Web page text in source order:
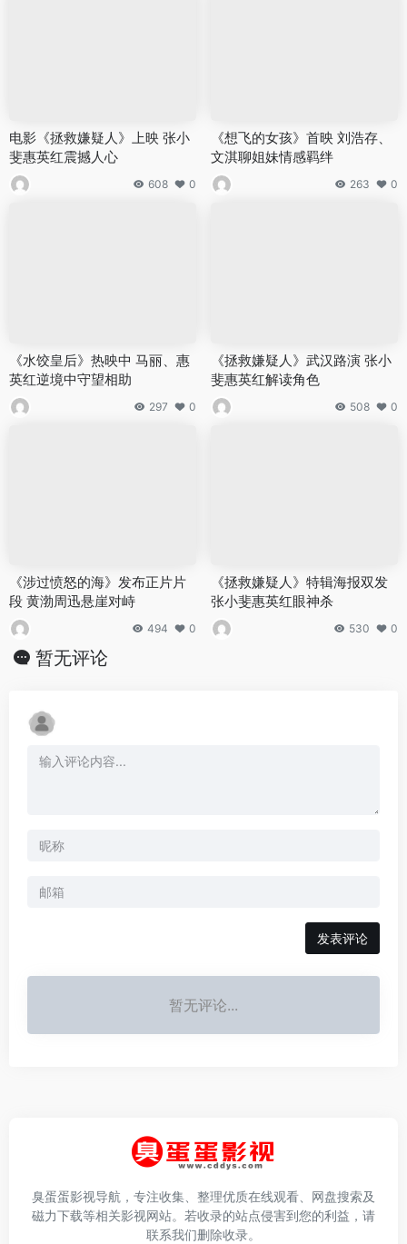
电影《拯救嫌疑人》上映 张小
斐惠英红震撼人心
608 0
《想飞的女孩》首映 刘浩存、
文淇聊姐妹情感羁绊
263 0
《水饺皇后》热映中 马丽、惠
英红逆境中守望相助
297 0
《拯救嫌疑人》武汉路演 张小
斐惠英红解读角色
508 0
《涉过愤怒的海》发布正片片
段 黄渤周迅悬崖对峙
494 0
《拯救嫌疑人》特辑海报双发
张小斐惠英红眼神杀
530 0
暂无评论
发表评论
暂无评论...
臭蛋蛋影视导航，专注收集、整理优质在线观看、网盘搜索及
磁力下载等相关影视网站。若收录的站点侵害到您的利益，请
联系我们删除收录。